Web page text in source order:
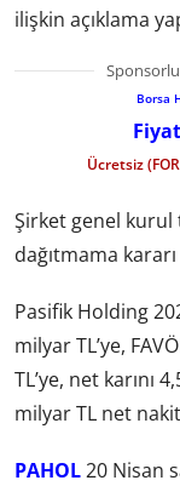
ilişkin açıklama
Borsa
Ücretsiz
Şirket genel kurul
dağıtmama kararı
Pasifik Holding
milyar TL’ye,
TL’ye, net karını
milyar TL net
PAHOL20 Nisan